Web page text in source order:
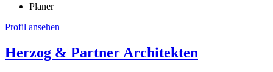
Planer
Profil ansehen
Herzog & Partner Architekten